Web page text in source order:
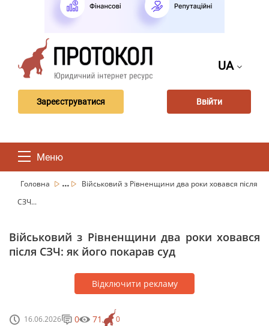
UA
Зареєструватися Ввійти
Меню
Головна ...
Військовий з Рівненщини два роки ховався після
СЗЧ...
Військовий з Рівненщини два роки ховався
після СЗЧ: як його покарав суд
Відключити рекламу
16.06.2026 0
0 71